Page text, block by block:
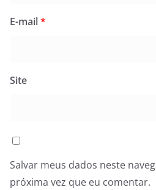
E-mail*
Site
Salvar meus dados neste
próxima vez que eu comentar.